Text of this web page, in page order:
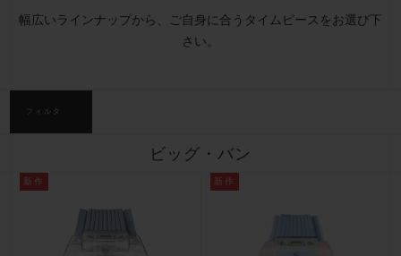
幅広いラインナップから、ご自身に合うタイムピースをお選び下
さい。
フィルタ
ビッグ・バン
新作 新作
サマー マルチカラーセラ
ピーチセラミック